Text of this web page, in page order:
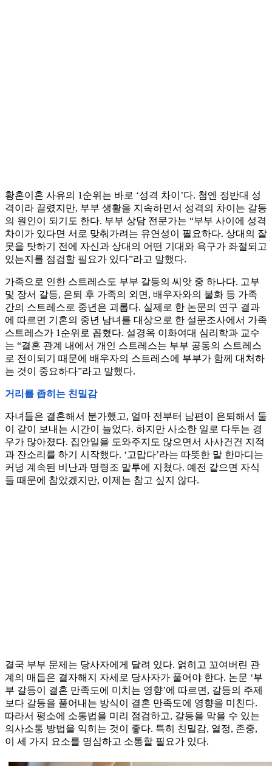
황혼이혼 사유의 1순위는 바로 ‘성격 차이’다. 첨엔 정반대 성
격이라 끌렸지만, 부부 생활을 지속하면서 성격의 차이는 갈등
의 원인이 되기도 한다. 부부 상담 전문가는 “부부 사이에 성격
차이가 있다면 서로 맞춰가려는 유연성이 필요하다. 상대의 잘
못을 탓하기 전에 자신과 상대의 어떤 기대와 욕구가 좌절되고
있는지를 점검할 필요가 있다”라고 말했다.
가족으로 인한 스트레스도 부부 갈등의 씨앗 중 하나다. 고부
및 장서 갈등, 은퇴 후 가족의 외면, 배우자와의 불화 등 가족
간의 스트레스로 중년은 괴롭다. 실제로 한 논문의 연구 결과
에 따르면 기혼의 중년 남녀를 대상으로 한 설문조사에서 가족
스트레스가 1순위로 꼽혔다. 설경옥 이화여대 심리학과 교수
는 “결혼 관계 내에서 개인 스트레스는 부부 공동의 스트레스
로 전이되기 때문에 배우자의 스트레스에 부부가 함께 대처하
는 것이 중요하다”라고 말했다.
거리를 좁히는 친밀감
자녀들은 결혼해서 분가했고, 얼마 전부터 남편이 은퇴해서 둘
이 같이 보내는 시간이 늘었다. 하지만 사소한 일로 다투는 경
우가 많아졌다. 집안일을 도와주지도 않으면서 사사건건 지적
과 잔소리를 하기 시작했다. ‘고맙다’라는 따뜻한 말 한마디는
커녕 계속된 비난과 명령조 말투에 지쳤다. 예전 같으면 자식
들 때문에 참았겠지만, 이제는 참고 싶지 않다.
결국 부부 문제는 당사자에게 달려 있다. 얽히고 꼬여버린 관
계의 매듭은 결자해지 자세로 당사자가 풀어야 한다. 논문 ‘부
부 갈등이 결혼 만족도에 미치는 영향’에 따르면, 갈등의 주제
보다 갈등을 풀어내는 방식이 결혼 만족도에 영향을 미친다.
따라서 평소에 소통법을 미리 점검하고, 갈등을 막을 수 있는
의사소통 방법을 익히는 것이 좋다. 특히 친밀감, 열정, 존중,
이 세 가지 요소를 명심하고 소통할 필요가 있다.